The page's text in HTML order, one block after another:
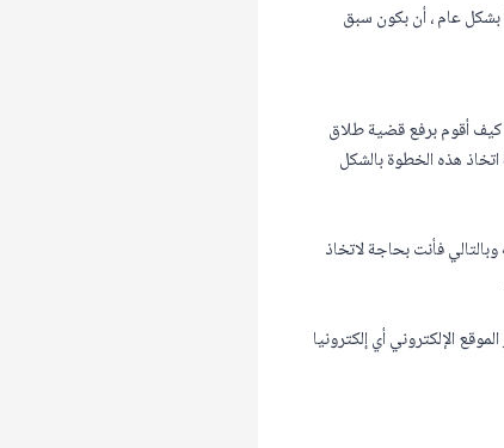
بشكل عام ، أن بكون سبق
كيف أقوم برفع قضية طلاق
هذه الخطوة بالشكل
فأنت بحاجة لاتخاذ
الإلكتروني أي إلكترونيا